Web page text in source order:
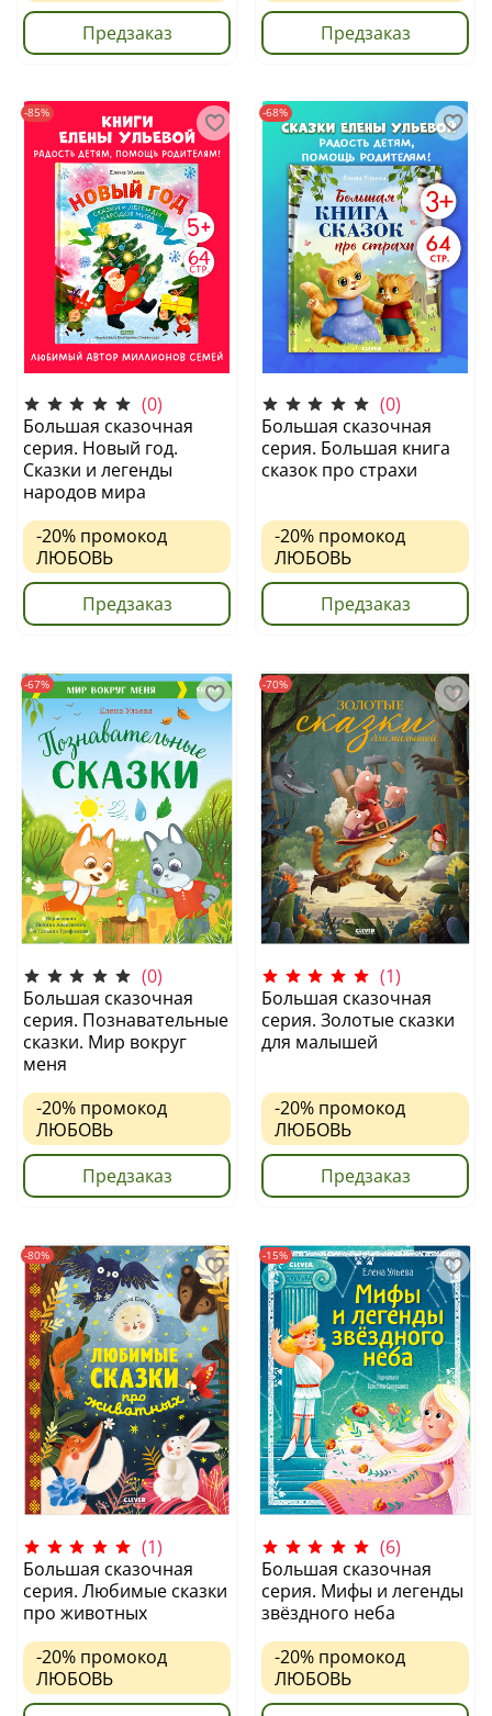
Предзаказ Предзаказ
-85%
(0)
Большая сказочная
серия. Новый год.
Сказки и легенды
народов мира
-20% промокод
ЛЮБОВЬ
Предзаказ
-68%
(0)
Большая сказочная
серия. Большая книга
сказок про страхи
-20% промокод
ЛЮБОВЬ
Предзаказ
-67%
(0)
Большая сказочная
серия. Познавательные
сказки. Мир вокруг
меня
-20% промокод
ЛЮБОВЬ
Предзаказ
-70%
(1)
Большая сказочная
серия. Золотые сказки
для малышей
-20% промокод
ЛЮБОВЬ
Предзаказ
-80%
(1)
Большая сказочная
серия. Любимые сказки
про животных
-20% промокод
ЛЮБОВЬ
-15%
(6)
Большая сказочная
серия. Мифы и легенды
звёздного неба
-20% промокод
ЛЮБОВЬ